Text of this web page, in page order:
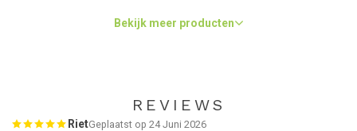
Bekijk meer producten
REVIEWS
RietGeplaatst op 24 Juni 2026